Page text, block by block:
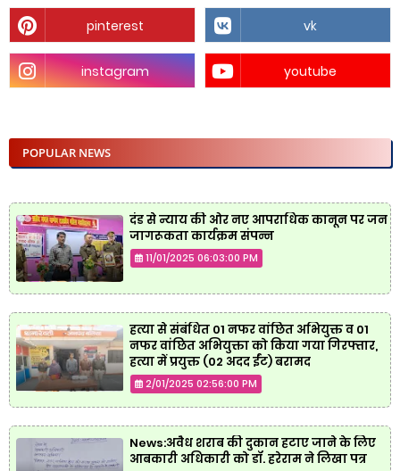
pinterest vk
instagram youtube
POPULAR NEWS
दंड से न्याय की ओर नए आपराधिक कानून पर जन
जागरूकता कार्यक्रम संपन्न
11/01/2025 06:03:00 PM
हत्या से संबंधित 01 नफर वांछित अभियुक्त व 01
नफर वांछित अभियुक्ता को किया गया गिरफ्तार,
हत्या में प्रयुक्त (02 अदद ईंट) बरामद
2/01/2025 02:56:00 PM
News:अवैध शराब की दुकान हटाए जाने के लिए
आबकारी अधिकारी को डॉ. हरेराम ने लिखा पत्र